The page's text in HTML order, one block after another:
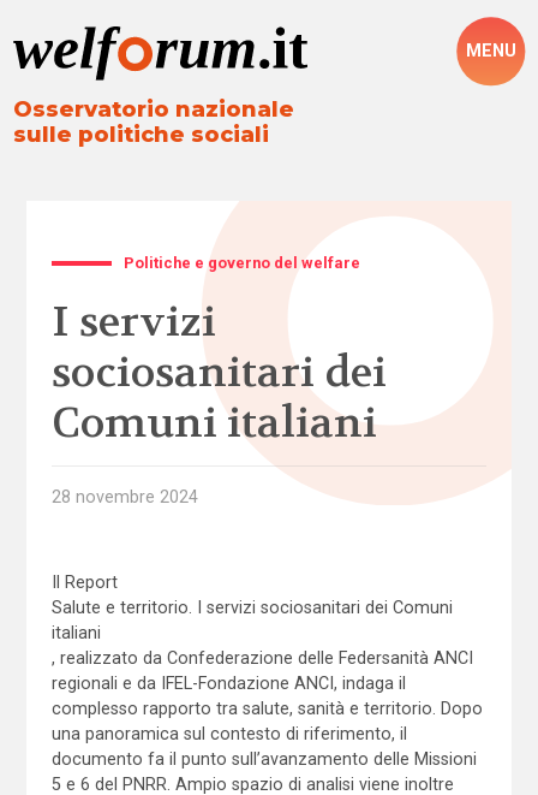
Osservatorio nazionale
sulle politiche sociali
MENU
Politiche e governo del welfare
I servizi
sociosanitari dei
Comuni italiani
28 novembre 2024
Il Report
Salute e territorio. I servizi sociosanitari dei Comuni
italiani
, realizzato da Confederazione delle Federsanità ANCI
regionali e da IFEL-Fondazione ANCI, indaga il
complesso rapporto tra salute, sanità e territorio. Dopo
una panoramica sul contesto di riferimento, il
documento fa il punto sull’avanzamento delle Missioni
5 e 6 del PNRR. Ampio spazio di analisi viene inoltre